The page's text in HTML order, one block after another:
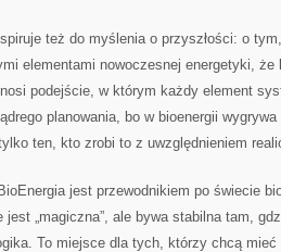
też do myślenia o przyszłości: o
elementami nowoczesnej energetyki,
podejście, w którym każdy element
planowania, bo w bioenergii
ten, kto zrobi to z uwzględnieniem
jest przewodnikiem po świecie
jest „magiczna”, ale bywa stabilna tam,
To miejsce dla tych, którzy chcą mieć